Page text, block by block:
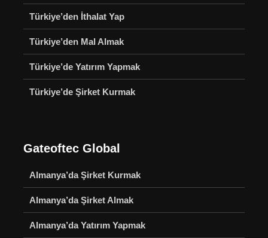
Türkiye’den İthalat Yap
Türkiye’den Mal Almak
Türkiye’de Yatırım Yapmak
Türkiye’de Şirket Kurmak
Gateoftec Global
Almanya’da Şirket Kurmak
Almanya’da Şirket Almak
Almanya’da Yatırım Yapmak